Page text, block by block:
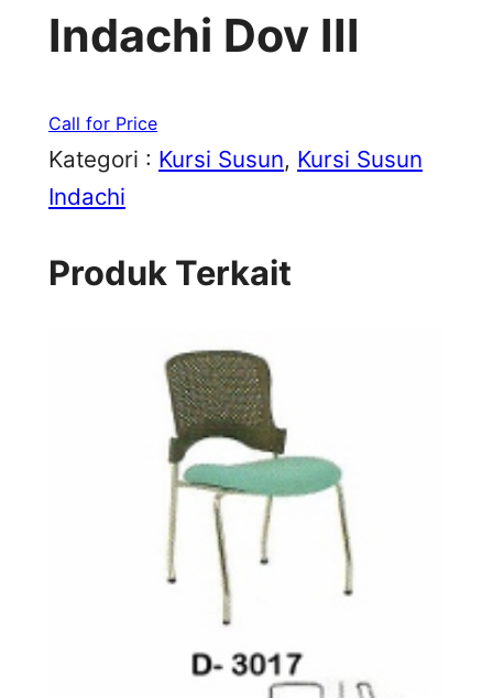
Indachi Dov III
Call for Price
Kategori : Kursi Susun, Kursi Susun
Indachi
Produk Terkait